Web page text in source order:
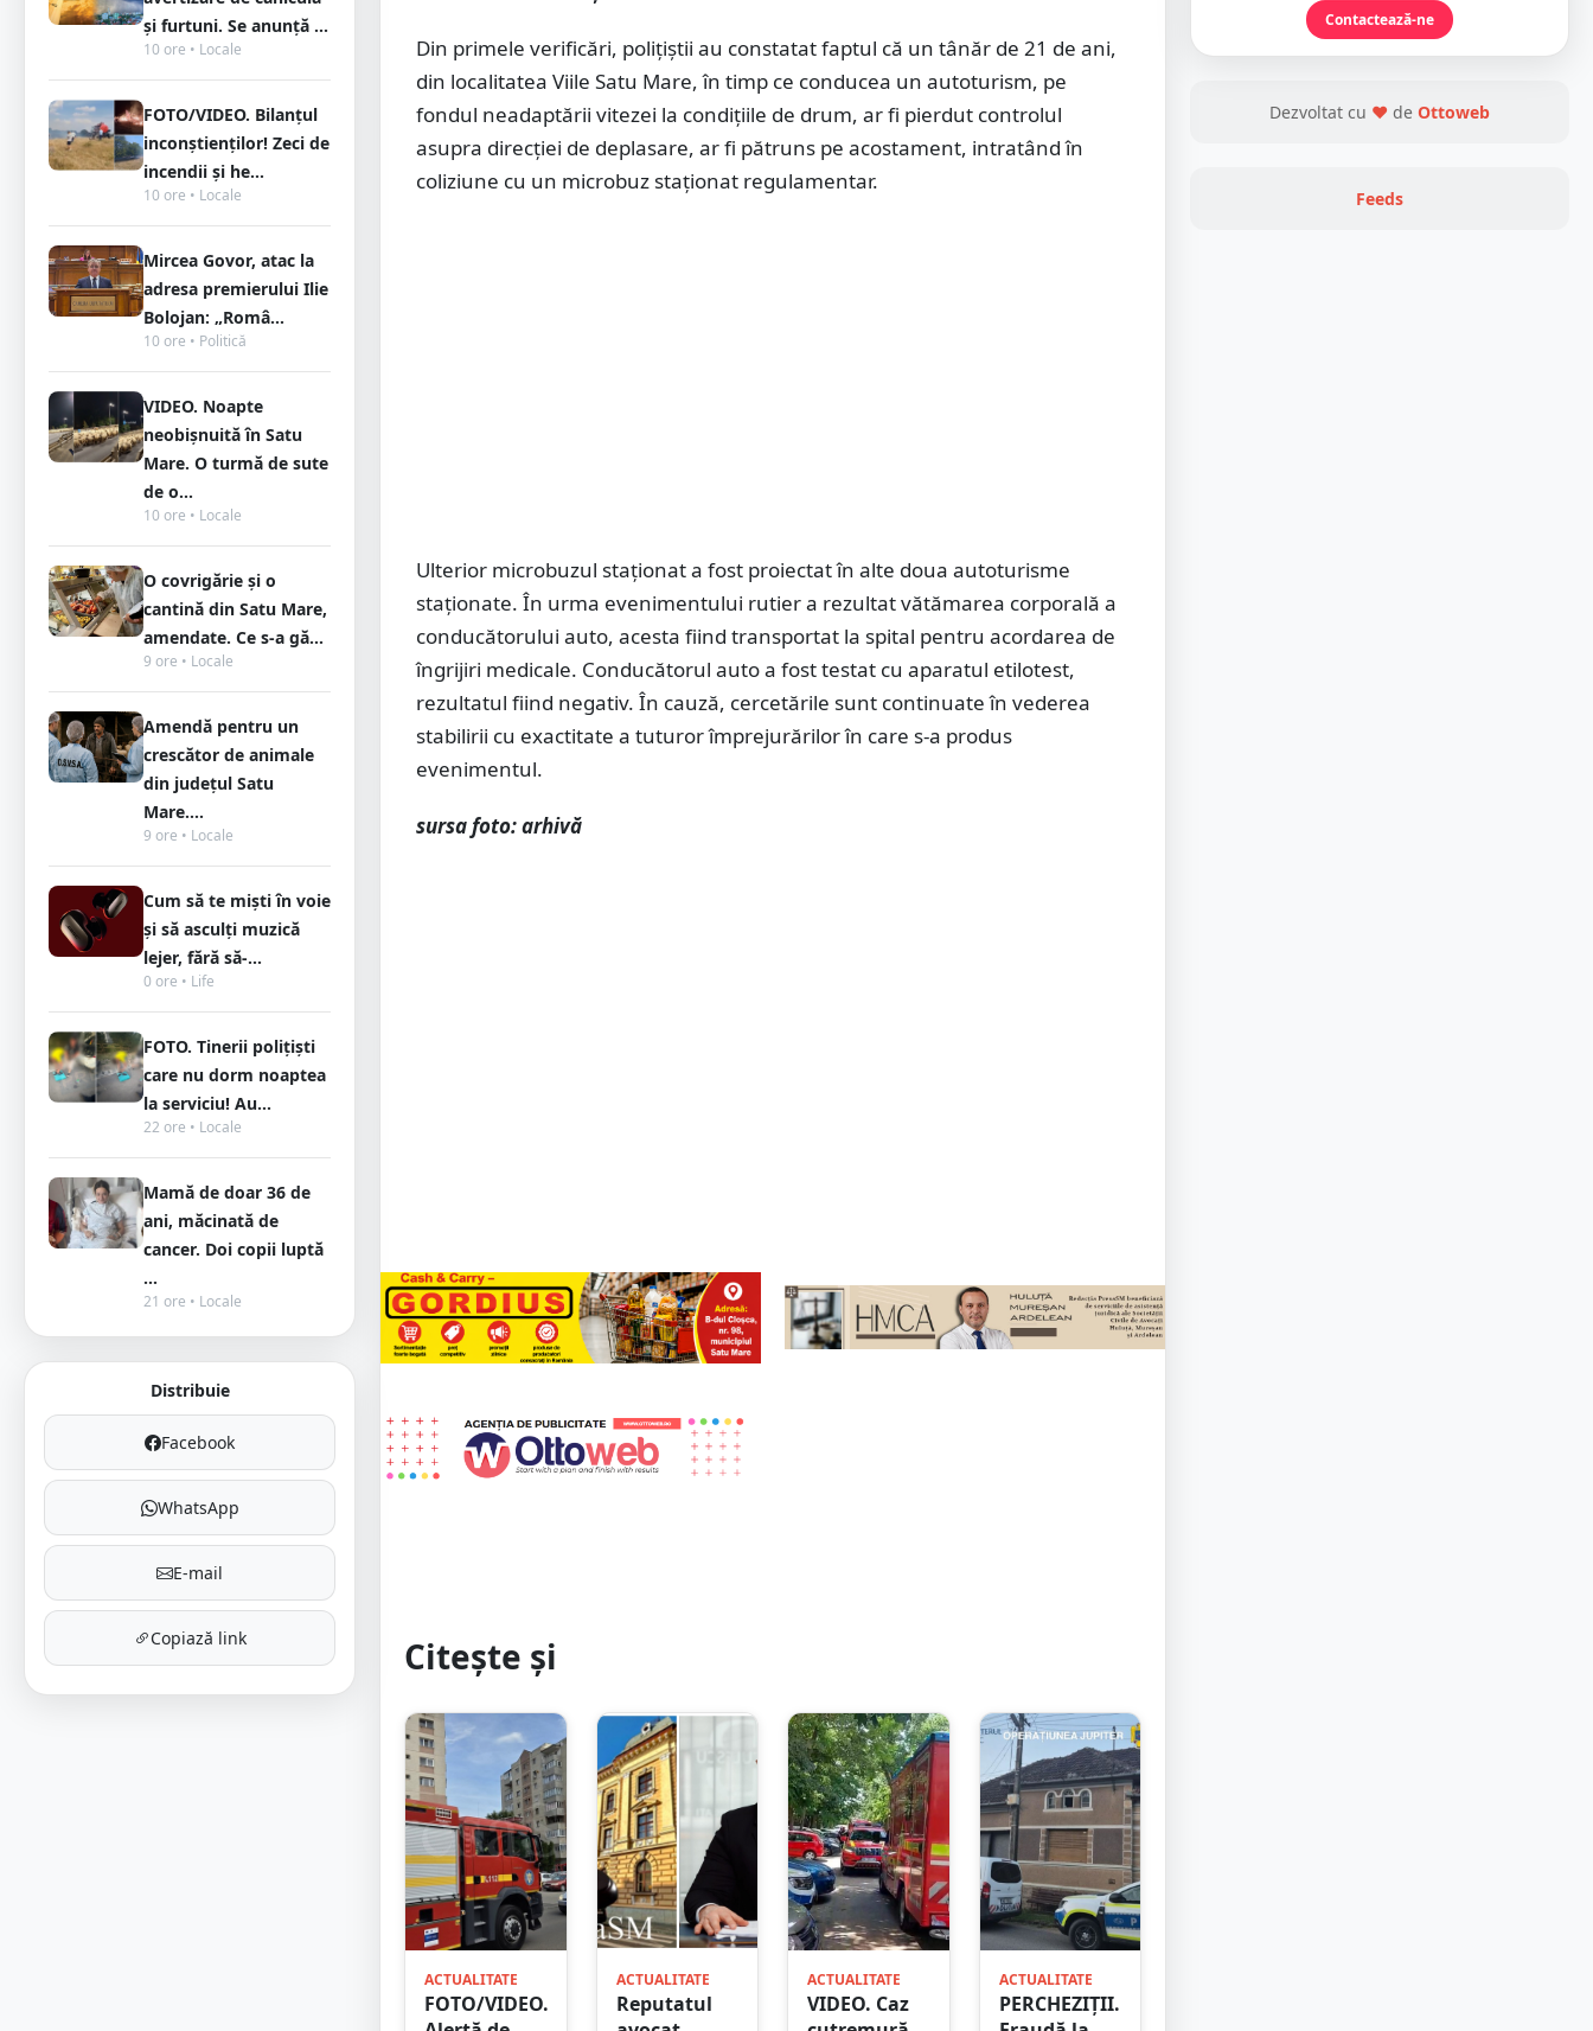
și furtuni. Se anunță ...
10 ore • Locale
FOTO/VIDEO. Bilanțul
inconștienților! Zeci de
incendii și he...
10 ore • Locale
Mircea Govor, atac la
adresa premierului Ilie
Bolojan: „Româ...
10 ore • Politică
VIDEO. Noapte
neobișnuită în Satu
Mare. O turmă de sute
de o...
10 ore • Locale
O covrigărie și o
cantină din Satu Mare,
amendate. Ce s-a gă...
9 ore • Locale
Amendă pentru un
crescător de animale
din județul Satu
Mare....
9 ore • Locale
Cum să te miști în voie
și să asculți muzică
lejer, fără să-...
0 ore • Life
FOTO. Tinerii polițiști
care nu dorm noaptea
la serviciu! Au...
22 ore • Locale
Mamă de doar 36 de
ani, măcinată de
cancer. Doi copii luptă
...
21 ore • Locale
Distribuie
Facebook
WhatsApp
E-mail
Copiază link
Din primele verificări, polițiştii au constatat faptul că un tânăr de 21 de ani,
din localitatea Viile Satu Mare, în timp ce conducea un autoturism, pe
fondul neadaptării vitezei la condițiile de drum, ar fi pierdut controlul
asupra direcției de deplasare, ar fi pătruns pe acostament, intratând în
coliziune cu un microbuz staționat regulamentar.
Ulterior microbuzul staționat a fost proiectat în alte doua autoturisme
staționate. În urma evenimentului rutier a rezultat vătămarea corporală a
conducătorului auto, acesta fiind transportat la spital pentru acordarea de
îngrijiri medicale. Conducătorul auto a fost testat cu aparatul etilotest,
rezultatul fiind negativ. În cauză, cercetările sunt continuate în vederea
stabilirii cu exactitate a tuturor împrejurărilor în care s-a produs
evenimentul.
sursa foto: arhivă
Citește și
ACTUALITATE
FOTO/VIDEO.
ACTUALITATE
Reputatul
ACTUALITATE
VIDEO. Caz
ACTUALITATE
PERCHEZIȚII.
Contactează-ne
Dezvoltat cu ❤ de Ottoweb
Feeds